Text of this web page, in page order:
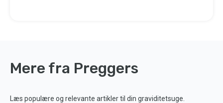
Mere fra Preggers
Læs populære og relevante artikler til din graviditetsuge.